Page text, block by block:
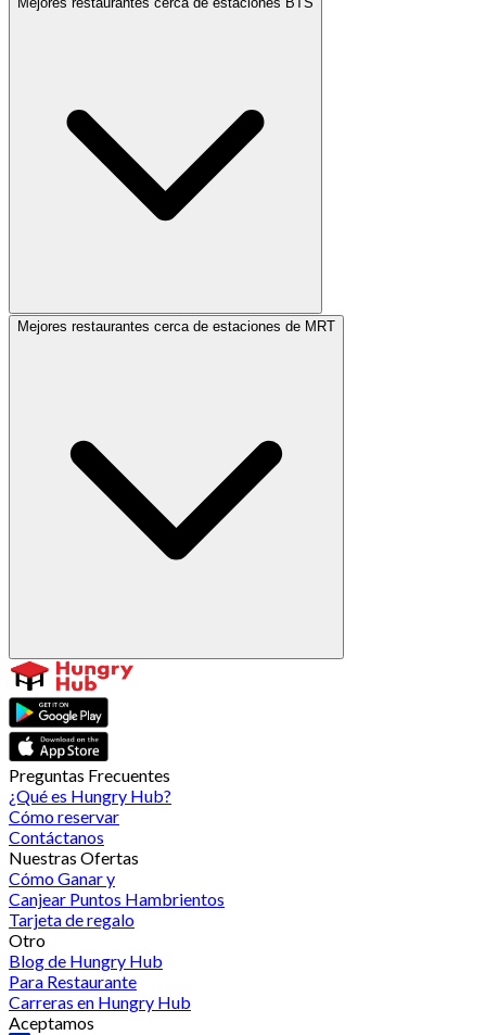
Mejores restaurantes cerca de estaciones de MRT
Preguntas Frecuentes
¿Qué es Hungry Hub?
Cómo reservar
Contáctanos
Nuestras Ofertas
Cómo Ganar y
Canjear Puntos Hambrientos
Tarjeta de regalo
Otro
Blog de Hungry Hub
Para Restaurante
Carreras en Hungry Hub
Aceptamos